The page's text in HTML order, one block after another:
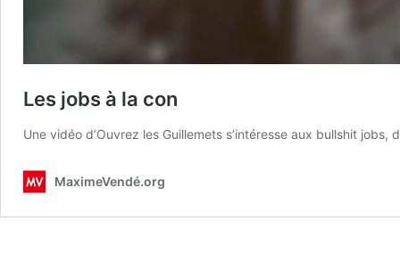
Les jobs à la con
Une vidéo d’Ouvrez les Guillemets s’intéresse aux bullshit
MaximeVendé.org